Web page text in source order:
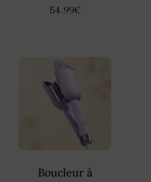
5.00
54.99€
Boucleur à